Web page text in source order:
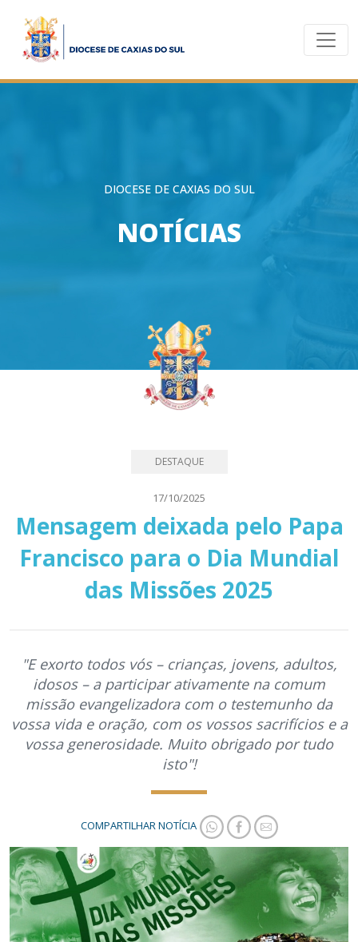
DIOCESE DE CAXIAS DO SUL
NOTÍCIAS
DESTAQUE
17/10/2025
Mensagem deixada pelo Papa
Francisco para o Dia Mundial
das Missões 2025
"E exorto todos vós – crianças, jovens, adultos,
idosos – a participar ativamente na comum
missão evangelizadora com o testemunho da
vossa vida e oração, com os vossos sacrifícios e a
vossa generosidade. Muito obrigado por tudo
isto"!
COMPARTILHAR NOTÍCIA